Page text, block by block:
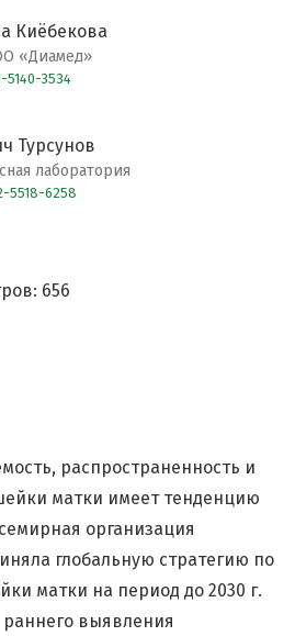
Киёбекова
«Диамед»
3534
Турсунов
лаборатория
5518-6258
656
распространенность и
матки имеет тенденцию
организация
глобальную стратегию по
матки на период до 2030 г.
раннего выявления